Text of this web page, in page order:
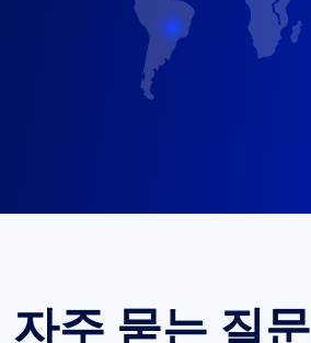
자주 묻는 질문